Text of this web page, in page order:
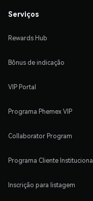
Serviços
Rewards Hub
Bônus de indicação
VIP Portal
Programa Phemex VIP
Collaborator Program
Programa Cliente Institucional
Inscrição para listagem